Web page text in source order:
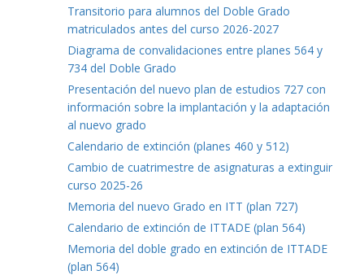
Transitorio para alumnos del Doble Grado
matriculados antes del curso 2026-2027
Diagrama de convalidaciones entre planes 564 y
734 del Doble Grado
Presentación del nuevo plan de estudios 727 con
información sobre la implantación y la adaptación
al nuevo grado
Calendario de extinción (planes 460 y 512)
Cambio de cuatrimestre de asignaturas a extinguir
curso 2025-26
Memoria del nuevo Grado en ITT (plan 727)
Calendario de extinción de ITTADE (plan 564)
Memoria del doble grado en extinción de ITTADE
(plan 564)